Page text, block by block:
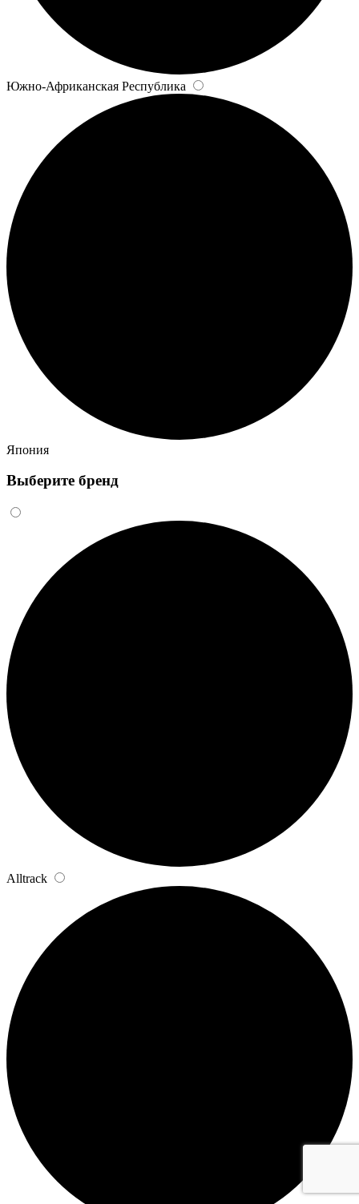
Южно-Африканская Республика
Япония
Выберите бренд
Alltrack